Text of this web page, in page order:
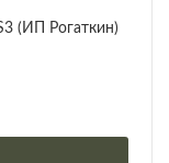
(ИП Рогаткин)